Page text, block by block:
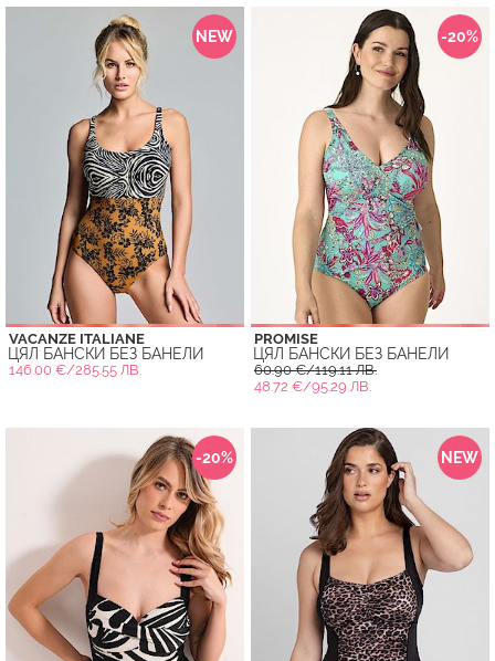
NEW
VACANZE ITALIANE
ЦЯЛ БАНСКИ БЕЗ БАНЕЛИ
146.00 €/285.55 ЛВ.
-20%
PROMISE
ЦЯЛ БАНСКИ БЕЗ БАНЕЛИ
60.90 €/119.11 ЛВ.
48.72 €/95.29 ЛВ.
-20% NEW